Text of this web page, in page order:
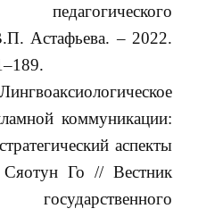
педагогического
Астафьева. – 2022.
коммуникации:
аспекты
Го // Вестник